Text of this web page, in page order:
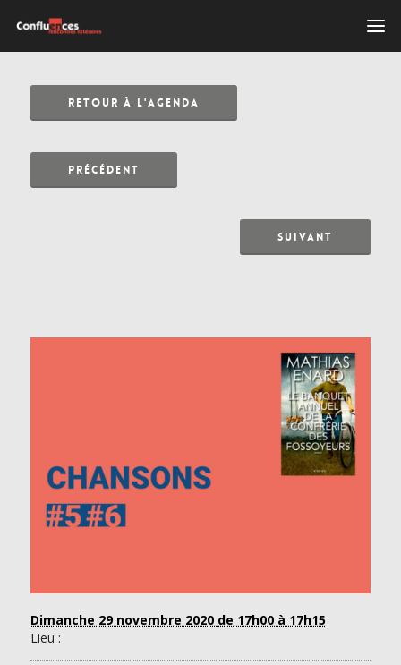
RETOUR À L'AGENDA
PRÉCÉDENT
SUIVANT
Dimanche 29 novembre 2020 de 17h00 à 17h15
Lieu :